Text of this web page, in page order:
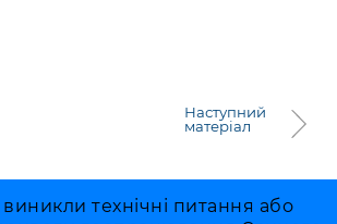
Наступний
матеріал
технічні питання або